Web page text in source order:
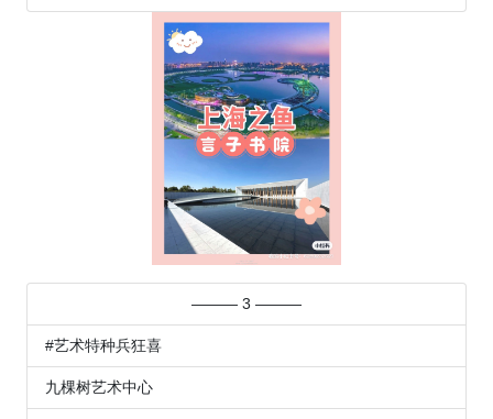
——— 3 ———
#艺术特种兵狂喜
九棵树艺术中心